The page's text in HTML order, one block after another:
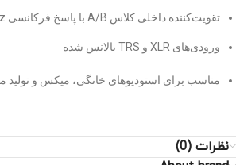
تقویت‌کننده داخلی کلاس A/B با پاسخ فرکانسی 45Hz–22kHz
ورودی‌های XLR و TRS بالانس شده
مناسب برای استودیوهای خانگی، میکس و تولید
نظرات (0)